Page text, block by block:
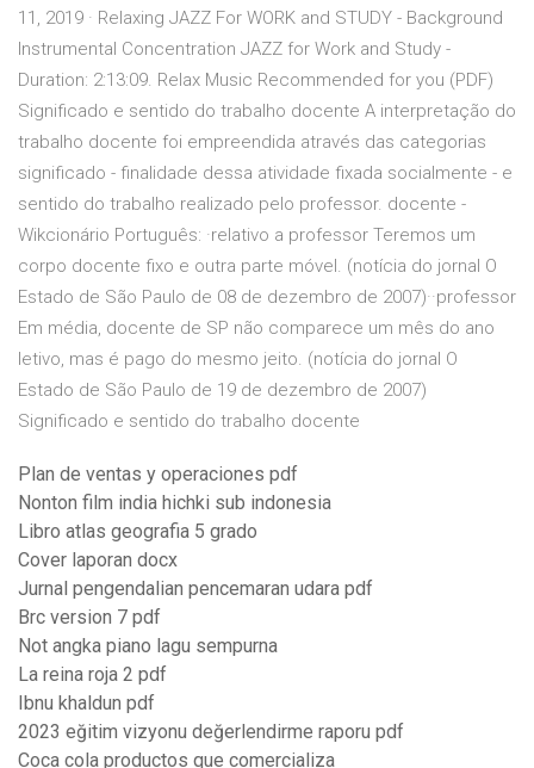
11, 2019 · Relaxing JAZZ For WORK and STUDY - Background
Instrumental Concentration JAZZ for Work and Study -
Duration: 2:13:09. Relax Music Recommended for you (PDF)
Significado e sentido do trabalho docente A interpretação do
trabalho docente foi empreendida através das categorias
significado - finalidade dessa atividade fixada socialmente - e
sentido do trabalho realizado pelo professor. docente -
Wikcionário Português: ·relativo a professor Teremos um
corpo docente fixo e outra parte móvel. (notícia do jornal O
Estado de São Paulo de 08 de dezembro de 2007)··professor
Em média, docente de SP não comparece um mês do ano
letivo, mas é pago do mesmo jeito. (notícia do jornal O
Estado de São Paulo de 19 de dezembro de 2007)
Significado e sentido do trabalho docente
Plan de ventas y operaciones pdf
Nonton film india hichki sub indonesia
Libro atlas geografia 5 grado
Cover laporan docx
Jurnal pengendalian pencemaran udara pdf
Brc version 7 pdf
Not angka piano lagu sempurna
La reina roja 2 pdf
Ibnu khaldun pdf
2023 eğitim vizyonu değerlendirme raporu pdf
Coca cola productos que comercializa